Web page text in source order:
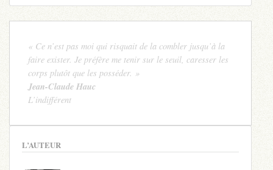
« Ce n’est pas moi qui risquait de la combler jusqu’à la
faire exister. Je préfère me tenir sur le seuil, caresser les
corps plutôt que les posséder. »
Jean-Claude Hauc
L’indifférent
L’AUTEUR